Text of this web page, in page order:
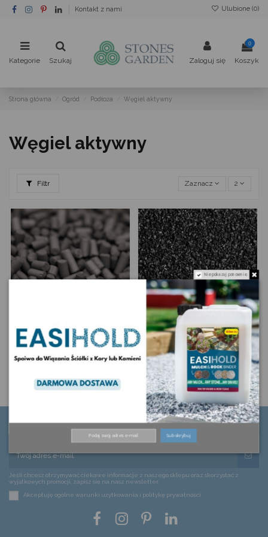
Kontakt z nami Ulubione (0)
Kategorie Szukaj Zaloguj się
0
Koszyk
Strona główna Ogród Podłoża Węgiel aktywny
Węgiel aktywny
Filtr Zaznacz 2
Węgiel Aktywny
Formowany BA 10
mm
35,49 zł
Obecnie brak na stanie
Węgiel Aktywny
Ziarnisty 1-4 mm
19,66 zł
Zapisz się do newslettera
Jeśli chcesz otrzymywać ciekawe informacje z naszego sklepu oraz skorzystać z
wyjątkowych promocji, zapisz się na nasz newsletter.
Akceptuję ogólne warunki użytkowania i politykę prywatności
Nie pokazuj ponownie.
Subskrybuj